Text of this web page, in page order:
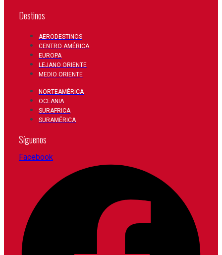
Destinos
AERODESTINOS
CENTRO AMÉRICA
EUROPA
LEJANO ORIENTE
MEDIO ORIENTE
NORTEAMÉRICA
OCEANIA
SURAFRICA
SURAMÉRICA
Síguenos
Facebook